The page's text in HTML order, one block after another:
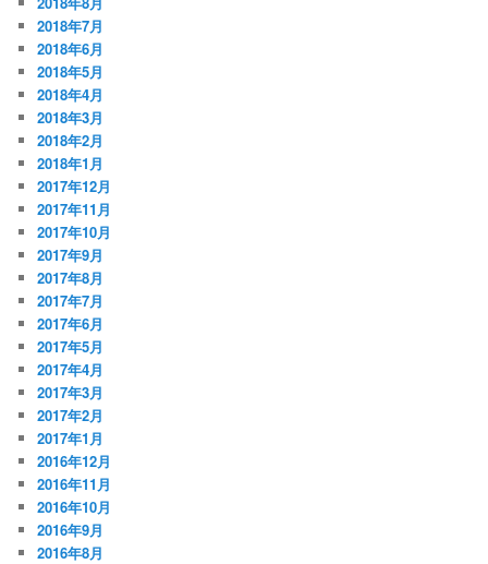
2018年7月
2018年6月
2018年5月
2018年4月
2018年3月
2018年2月
2018年1月
2017年12月
2017年11月
2017年10月
2017年9月
2017年8月
2017年7月
2017年6月
2017年5月
2017年4月
2017年3月
2017年2月
2017年1月
2016年12月
2016年11月
2016年10月
2016年9月
2016年8月